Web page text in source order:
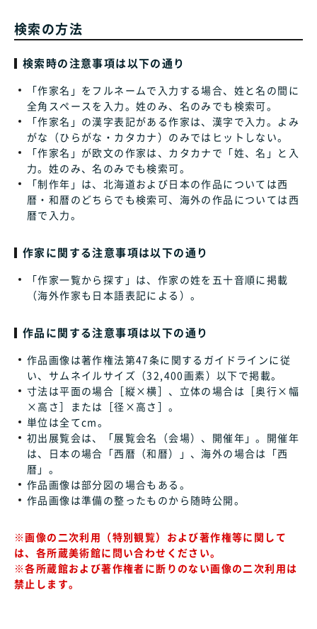
検索の方法
検索時の注意事項は以下の通り
「作家名」をフルネームで入力する場合、姓と名の間に
全角スペースを入力。姓のみ、名のみでも検索可。
「作家名」の漢字表記がある作家は、漢字で入力。よみ
がな（ひらがな・カタカナ）のみではヒットしない。
「作家名」が欧文の作家は、カタカナで「姓、名」と入
力。姓のみ、名のみでも検索可。
「制作年」は、北海道および日本の作品については西
暦・和暦のどちらでも検索可、海外の作品については西
暦で入力。
作家に関する注意事項は以下の通り
「作家一覧から探す」は、作家の姓を五十音順に掲載
（海外作家も日本語表記による）。
作品に関する注意事項は以下の通り
作品画像は著作権法第47条に関するガイドラインに従
い、サムネイルサイズ（32,400画素）以下で掲載。
寸法は平面の場合［縦×横］、立体の場合は［奥行×幅
×高さ］または［径×高さ］。
単位は全てcm。
初出展覧会は、「展覧会名（会場）、開催年」。開催年
は、日本の場合「西暦（和暦）」、海外の場合は「西
暦」。
作品画像は部分図の場合もある。
作品画像は準備の整ったものから随時公開。
※画像の二次利用（特別観覧）および著作権等に関して
は、各所蔵美術館に問い合わせください。
※各所蔵館および著作権者に断りのない画像の二次利用は
禁止します。